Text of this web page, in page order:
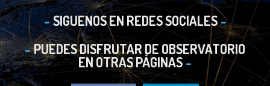
SIGUENOS EN REDES SOCIALES
PUEDES DISFRUTAR DE OBSERVATORIO
EN OTRAS PÁGINAS